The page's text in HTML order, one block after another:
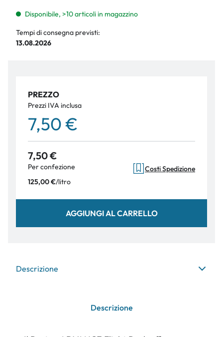
Disponibile, >10 articoli in magazzino
Tempi di consegna previsti:
13.08.2026
PREZZO
Prezzi IVA inclusa
7,50 €
7,50 €
Per confezione
125,00 €/litro
Costi Spedizione
AGGIUNGI AL CARRELLO
Descrizione
Descrizione